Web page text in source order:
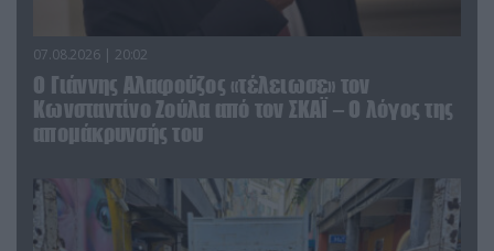
07.08.2026 | 20:02
Ο Γιάννης Αλαφούζος «τέλειωσε» τον
Κωνσταντίνο Ζούλα από τον ΣΚΑΪ – Ο λόγος της
απομάκρυνσής του